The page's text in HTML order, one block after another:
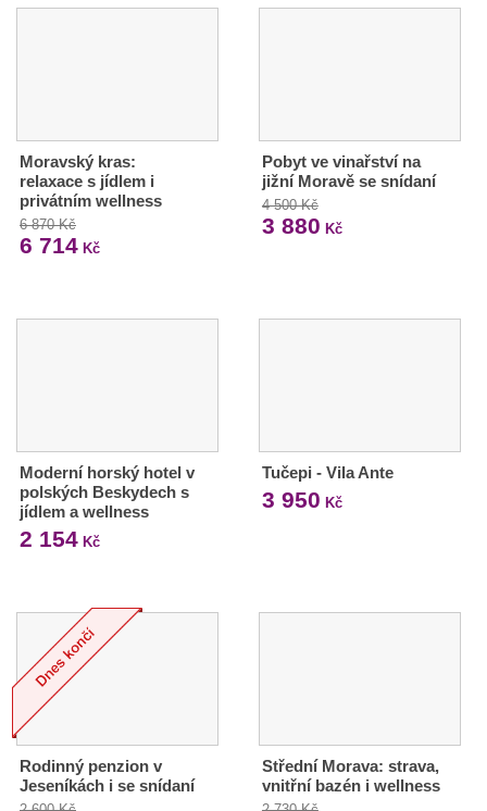
Moravský kras:
relaxace s jídlem i
privátním wellness
6 870 Kč
6 714 Kč
Pobyt ve vinařství na
jižní Moravě se snídaní
4 500 Kč
3 880 Kč
Moderní horský hotel v
polských Beskydech s
jídlem a wellness
2 154 Kč
Tučepi - Vila Ante
3 950 Kč
Rodinný penzion v
Jeseníkách i se snídaní
Střední Morava: strava,
vnitřní bazén i wellness